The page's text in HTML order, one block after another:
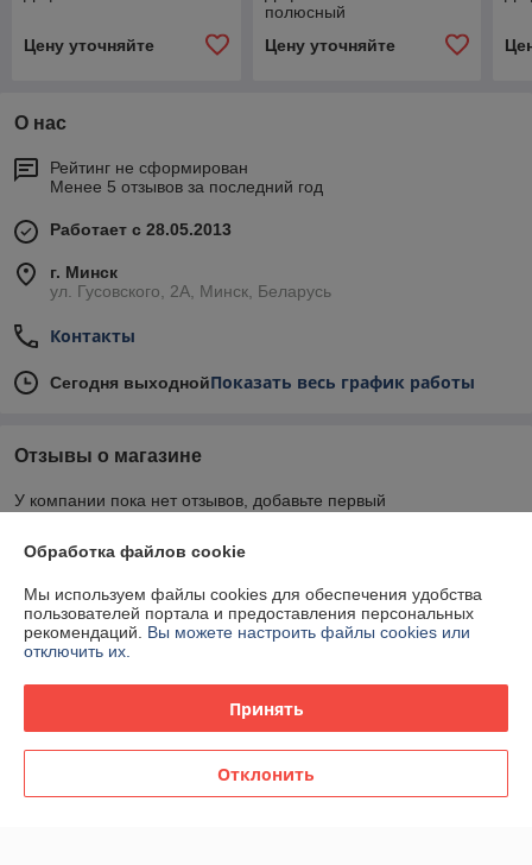
Цену уточняйте
полюсный
Цену уточняйте
О нас
Рейтинг не сформирован
Менее 5 отзывов за последний год
Работает с 28.05.2013
г. Минск
ул. Гусовского, 2А, Минск, Беларусь
Контакты
Сегодня выходнойПоказать весь график работы
Отзывы о магазине
У компании пока нет отзывов, добавьте первый
Контакты
Доставка и оплата
График работы
Полная версия сайта
Обработка файлов cookie
Мы используем файлы cookies для обеспечения удобства
пользователей портала и предоставления персональных
рекомендаций. Вы можете настроить файлы cookies или
отключить их.
Принять
Отклонить